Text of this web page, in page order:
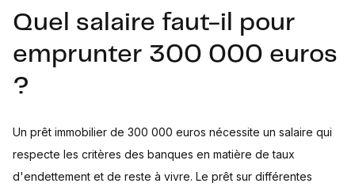
Quel salaire faut-il pour
emprunter 300 000 euros
?
Un prêt immobilier de 300 000 euros nécessite un salaire qui
respecte les critères des banques en matière de taux
d'endettement et de reste à vivre. Le prêt sur différentes